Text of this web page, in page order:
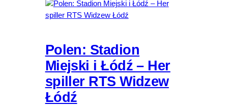
Polen: Stadion
Miejski i Łódź – Her
spiller RTS Widzew
Łódź